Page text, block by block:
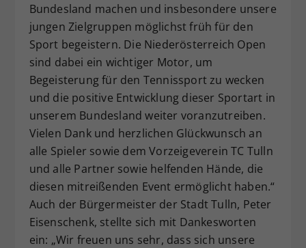
Bundesland machen und insbesondere unsere
jungen Zielgruppen möglichst früh für den
Sport begeistern. Die Niederösterreich Open
sind dabei ein wichtiger Motor, um
Begeisterung für den Tennissport zu wecken
und die positive Entwicklung dieser Sportart in
unserem Bundesland weiter voranzutreiben.
Vielen Dank und herzlichen Glückwunsch an
alle Spieler sowie dem Vorzeigeverein TC Tulln
und alle Partner sowie helfenden Hände, die
diesen mitreißenden Event ermöglicht haben.“
Auch der Bürgermeister der Stadt Tulln, Peter
Eisenschenk, stellte sich mit Dankesworten
ein: „Wir freuen uns sehr, dass sich unsere